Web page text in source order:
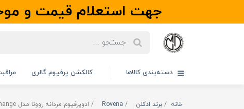
جهت استعلام قیمت و
دسته‌بندی کالاها کالکشن پرفیوم گالری
خانه برند ادکلن Rovena ادوپرفیوم مردانه روونا مدل Blume De Change | بلوم د چنج